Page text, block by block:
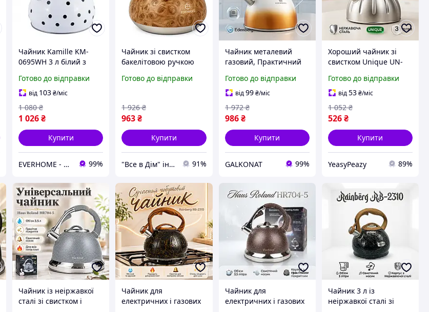
Чайник Kamille KM-
0695WH 3 л білий з
свистком, бакелітова
ручка
Готово до відправки
від 103₴/міс
1 026₴
1 080 ₴
Купити
EVERHOME - Затишок для дому 99%
Чайник зі свистком
бакелітовою ручкою
Чайник для газової
Готово до відправки
963₴
1 926 ₴
Купити
"Все в Дім" інтернет-магазин 91%
Чайник металевий
газовий, Практичний
плити зі свистком
бакелітовою ручкою
ZH-80
Готово до відправки
від99 ₴/міс
986 ₴
1 972 ₴
Купити
GALKONAT 99%
Хороший чайник зі
свистком Unique UN-
води на газ Якісний для
газової плити FH-90
Готово до відправки
від53₴/міс
526₴
1 052 ₴
Купити
YeasyPeazy 89%
Чайник із неіржавкої
сталі зі свистком і
Чайник для
електричних і газових
Чайник для
електричних і газових
Чайник 3 л із
неіржавкої сталі зі